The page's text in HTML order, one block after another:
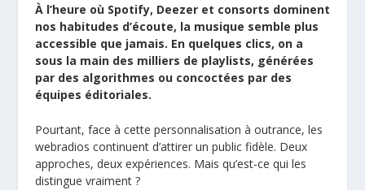
À l’heure où Spotify, Deezer et consorts dominent
nos habitudes d’écoute, la musique semble plus
accessible que jamais. En quelques clics, on a
sous la main des milliers de playlists, générées
par des algorithmes ou concoctées par des
équipes éditoriales.
Pourtant, face à cette personnalisation à outrance, les
webradios continuent d’attirer un public fidèle. Deux
approches, deux expériences. Mais qu’est-ce qui les
distingue vraiment ?